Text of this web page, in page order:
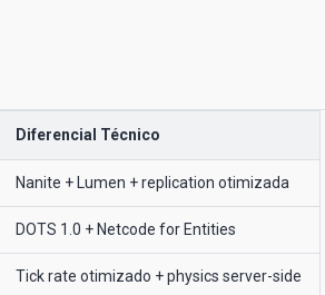
Diferencial Técnico
Nanite + Lumen + replication otimizada
DOTS 1.0 + Netcode for Entities
Tick rate otimizado + physics server-side